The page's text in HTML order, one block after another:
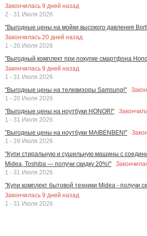
Закончилась 9 дней назад
2 - 31 Июля 2026
"Выгодные цены на мойки высокого давления
Закончилась 20 дней назад
1 - 20 Июля 2026
"Выгодный комплект при покупке смартфона
Закончилась 9 дней назад
1 - 31 Июля 2026
"Выгодные цены на телевизоры Samsung!"
1 - 20 Июля 2026
"Выгодные цены на ноутбуки HONOR!"
1 - 31 Июля 2026
"Выгодные цены на ноутбуки MAIBENBEN!"
1 - 28 Июля 2026
"Купи стиральную и сушильную машины с
Midea, Toshiba — получи скидку 20%!"
1 - 31 Июля 2026
"Купи комплект бытовой техники Midea - получи
Закончилась 9 дней назад
1 - 31 Июля 2026